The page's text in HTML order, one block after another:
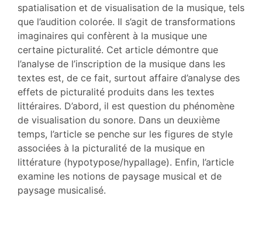
spatialisation et de visualisation de la musique, tels
que l’audition colorée. Il s’agit de transformations
imaginaires qui confèrent à la musique une
certaine picturalité. Cet article démontre que
l’analyse de l’inscription de la musique dans les
textes est, de ce fait, surtout affaire d’analyse des
effets de picturalité produits dans les textes
littéraires. D’abord, il est question du phénomène
de visualisation du sonore. Dans un deuxième
temps, l’article se penche sur les figures de style
associées à la picturalité de la musique en
littérature (hypotypose/hypallage). Enfin, l’article
examine les notions de paysage musical et de
paysage musicalisé.